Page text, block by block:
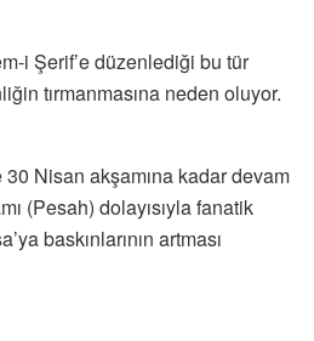
i Şerif’e düzenlediği bu tür
tırmanmasına neden oluyor.
Nisan akşamına kadar devam
(Pesah) dolayısıyla fanatik
baskınlarının artması